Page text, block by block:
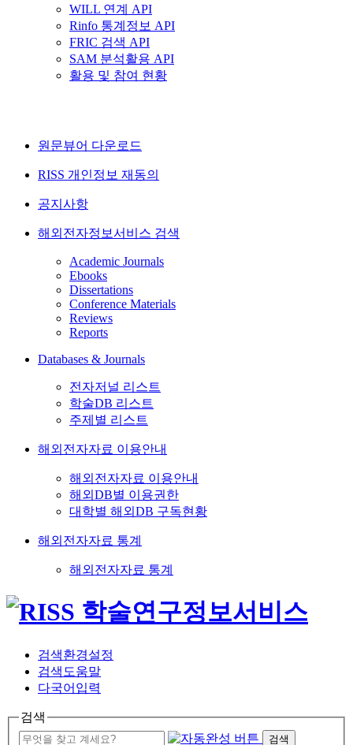
WILL 연계 API
Rinfo 통계정보 API
FRIC 검색 API
SAM 분석활용 API
활용 및 참여 현황
원문뷰어 다운로드
RISS 개인정보 재동의
공지사항
해외전자정보서비스 검색
Academic Journals
Ebooks
Dissertations
Conference Materials
Reviews
Reports
Databases & Journals
전자저널 리스트
학술DB 리스트
주제별 리스트
해외전자자료 이용안내
해외전자자료 이용안내
해외DB별 이용권한
대학별 해외DB 구독현황
해외전자자료 통계
해외전자자료 통계
검색환경설정
검색도움말
다국어입력
검색
검색